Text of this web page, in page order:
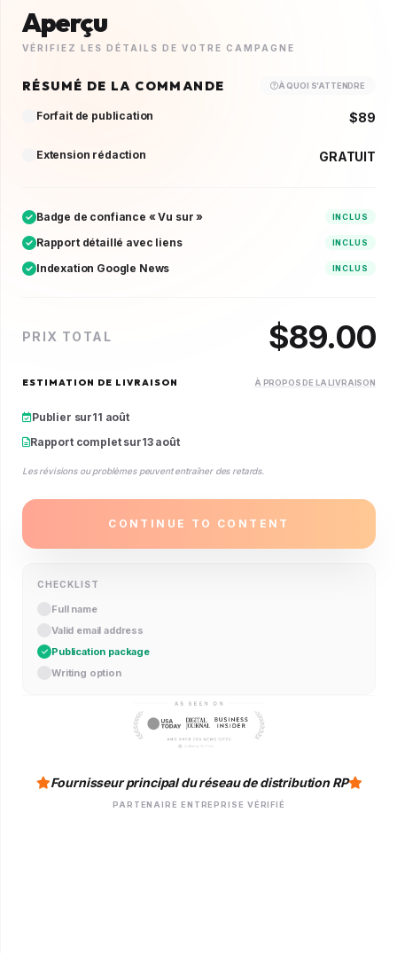
Aperçu
VÉRIFIEZ LES DÉTAILS DE VOTRE CAMPAGNE
RÉSUMÉ DE LA COMMANDE À QUOI S’ATTENDRE
Forfait de publication $89
Extension rédaction GRATUIT
Badge de confiance « Vu sur » INCLUS
Rapport détaillé avec liens INCLUS
Indexation Google News INCLUS
PRIX TOTAL $89.00
ESTIMATION DE LIVRAISON À PROPOS DE LA LIVRAISON
Publier sur11 août
Rapport complet sur13 août
Les révisions ou problèmes peuvent entraîner des retards.
CONTINUE TO CONTENT
CHECKLIST
Full name
Valid email address
Publication package
Writing option
Fournisseur principal du réseau de distribution RP
PARTENAIRE ENTREPRISE VÉRIFIÉ